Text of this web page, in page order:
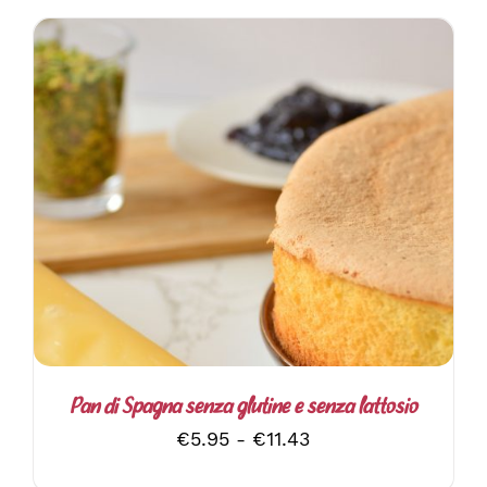
SCEGLI
QUESTO
PRODOTTO
HA
PIÙ
VARIANTI.
OPZIONI
POSSONO
SCELTE
NELLA
PAGINA
DETTAGLI
Pan di Spagna senza glutine e senza lattosio
€5.95 - €11.43